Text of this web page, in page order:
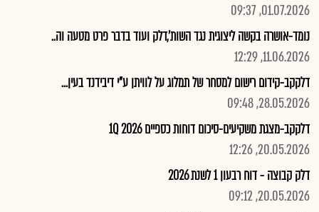
01.07.2026, 09:37
נומד-אושרה בקשה ליצוגית נגד השות',דלק ועוד בדבר פרט מטעה וה..
11.06.2026, 12:29
דלקקב-קידום רישום למסחר של תמלוג על לוויתן ע"י דיבידנד בעין...
28.05.2026, 09:48
דלקקב-מצגת משקיעים-סיכום דוחות כספיים 1Q 2026
20.05.2026, 12:26
דלק קבוצה - דוח רבעון 1 לשנת 2026
20.05.2026, 09:12